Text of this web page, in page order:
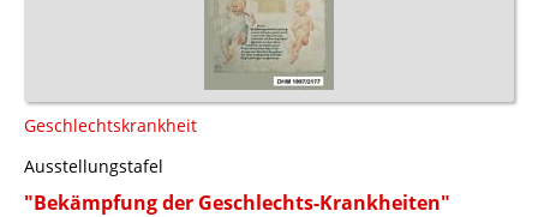
Geschlechtskrankheit
Ausstellungstafel
"Bekämpfung der Geschlechts-Krankheiten"